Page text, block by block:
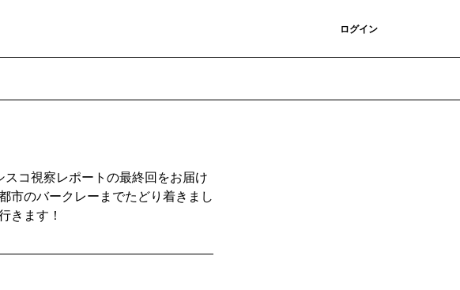
ログイン
コ視察レポートの最終回をお届け
市のバークレーまでたどり着きまし
きます！